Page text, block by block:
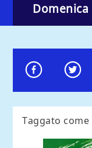
Domenica
Taggato come